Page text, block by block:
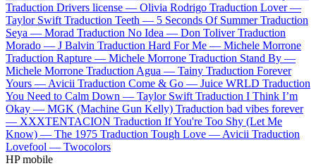
Traduction Drivers license — Olivia Rodrigo Traduction Lover —
Taylor Swift Traduction Teeth — 5 Seconds Of Summer Traduction
Seya — Morad Traduction No Idea — Don Toliver Traduction
Morado — J Balvin Traduction Hard For Me — Michele Morrone
Traduction Rapture — Michele Morrone Traduction Stand By —
Michele Morrone Traduction Agua — Tainy Traduction Forever
Yours — Avicii Traduction Come & Go — Juice WRLD Traduction
You Need to Calm Down — Taylor Swift Traduction I Think I’m
Okay — MGK (Machine Gun Kelly) Traduction bad vibes forever
— XXXTENTACION Traduction If You're Too Shy (Let Me
Know) — The 1975 Traduction Tough Love — Avicii Traduction
Lovefool — Twocolors
HP mobile